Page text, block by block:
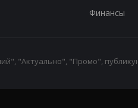
Финансы
"Актуально", "Промо",